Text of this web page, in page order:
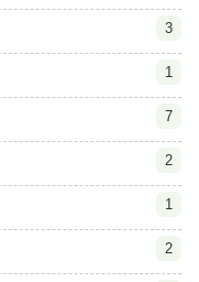
3
1
7
2
1
2